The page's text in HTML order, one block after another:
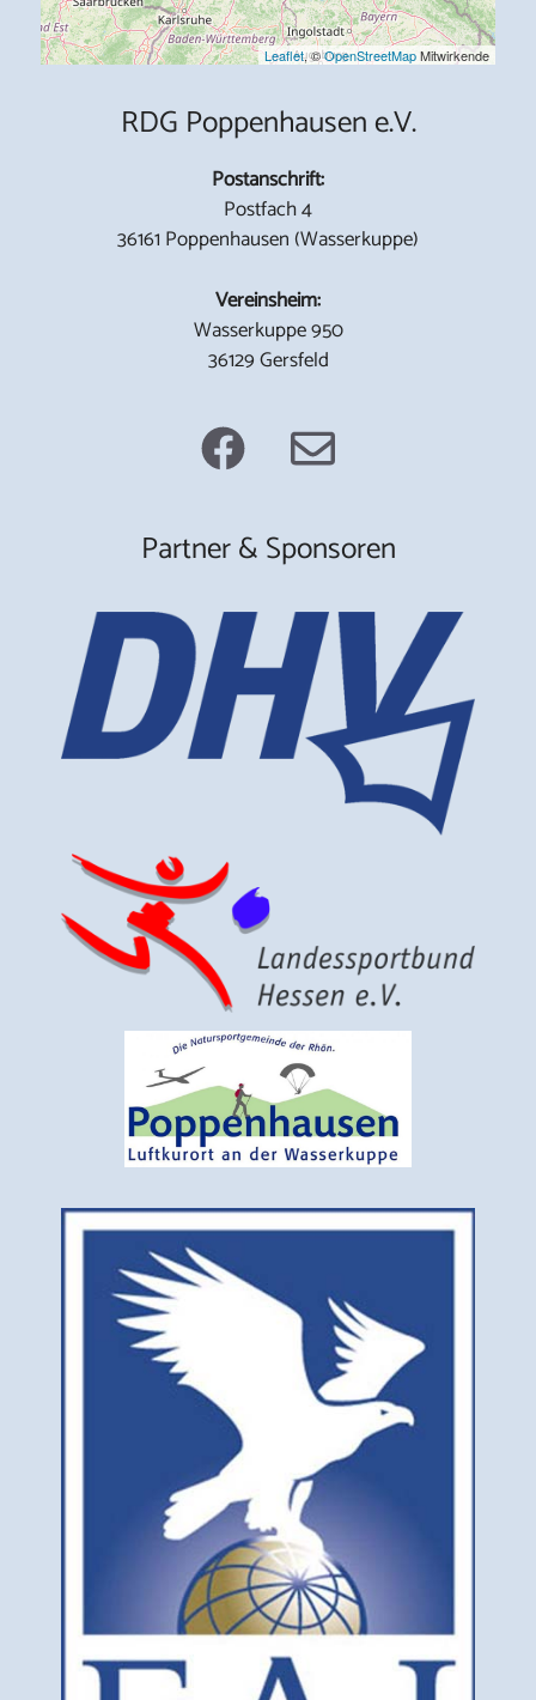
Leaflet, ©OpenStreetMapMitwirkende
RDG Poppenhausen e.V.
Postanschrift:
Postfach 4
36161 Poppenhausen (Wasserkuppe)
Vereinsheim:
Wasserkuppe 950
36129 Gersfeld
Partner & Sponsoren